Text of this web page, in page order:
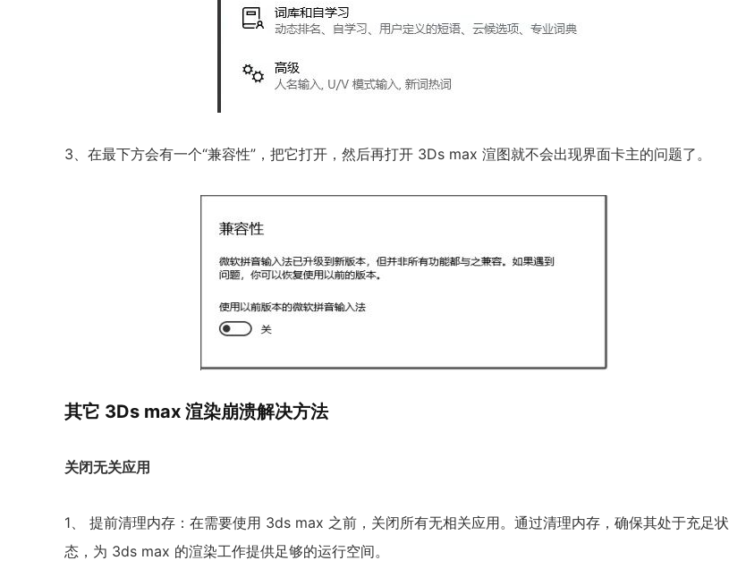
3、在最下方会有一个“兼容性”，把它打开，然后再打开 3Ds max 渲图就不会出现界面卡主的问题了。
其它 3Ds max 渲染崩溃解决方法
关闭无关应用
1、 提前清理内存：在需要使用 3ds max 之前，关闭所有无相关应用。通过清理内存，确保其处于充足状
态，为 3ds max 的渲染工作提供足够的运行空间。